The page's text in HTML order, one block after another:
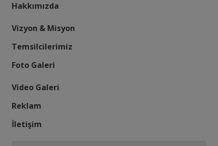
Hakkımızda
Vizyon & Misyon
Temsilcilerimiz
Foto Galeri
Video Galeri
Reklam
İletişim